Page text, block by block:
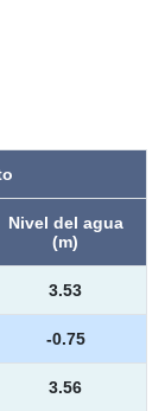
Nivel del agua
(m)
3.53
-0.75
3.56